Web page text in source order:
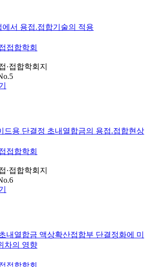
에서 용접.접합기술의 적용
접합학회
·접합학회지
드용 단결정 초내열합금의 용접.접합현상
접합학회
·접합학회지
내열합금 액상확산접합부 단결정화에 미
차의 영향